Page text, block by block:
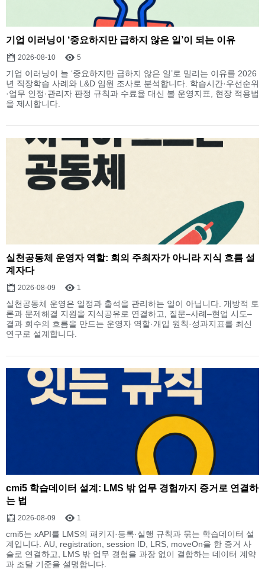
기업 이러닝이 ‘중요하지만 급하지 않은 일’이 되는 이유
2026-08-10 5
기업 이러닝이 늘 ‘중요하지만 급하지 않은 일’로 밀리는 이유를 2026
년 직장학습 사례와 L&D 임원 조사로 분석합니다. 학습시간·우선순위
·업무 인정·관리자 판정 규칙과 수료율 대신 볼 운영지표, 현장 적용법
을 제시합니다.
실천공동체 운영자 역할: 회의 주최자가 아니라 지식 흐름 설
계자다
2026-08-09 1
실천공동체 운영은 일정과 출석을 관리하는 일이 아닙니다. 개방적 토
론과 문제해결 지원을 지식공유로 연결하고, 질문–사례–현업 시도–
결과 회수의 흐름을 만드는 운영자 역할·개입 원칙·성과지표를 최신
연구로 설계합니다.
cmi5 학습데이터 설계: LMS 밖 업무 경험까지 증거로 연결하
는 법
2026-08-09 1
cmi5는 xAPI를 LMS의 패키지·등록·실행 규칙과 묶는 학습데이터 설
계입니다. AU, registration, session ID, LRS, moveOn을 한 증거 사
슬로 연결하고, LMS 밖 업무 경험을 과장 없이 결합하는 데이터 계약
과 조달 기준을 설명합니다.